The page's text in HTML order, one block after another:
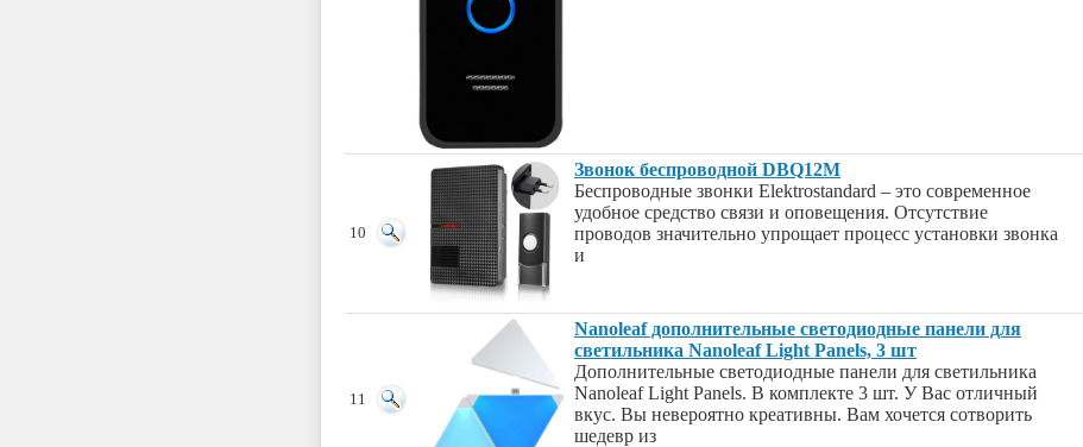
10
Звонок беспроводной DBQ12M
Беспроводные звонки Elektrostandard – это современное
удобное средство связи и оповещения. Отсутствие
проводов значительно упрощает процесс установки звонка
и
11
Nanoleaf дополнительные светодиодные панели для
светильника Nanoleaf Light Panels, 3 шт
Дополнительные светодиодные панели для светильника
Nanoleaf Light Panels. В комплекте 3 шт. У Вас отличный
вкус. Вы невероятно креативны. Вам хочется сотворить
шедевр из